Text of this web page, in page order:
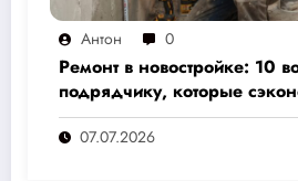
Антон 0
Ремонт в новостройке: 10
подрядчику, которые
30% бюджета и избавят от
боли07.07.2026